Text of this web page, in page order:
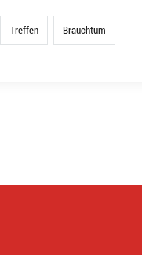
Treffen Brauchtum